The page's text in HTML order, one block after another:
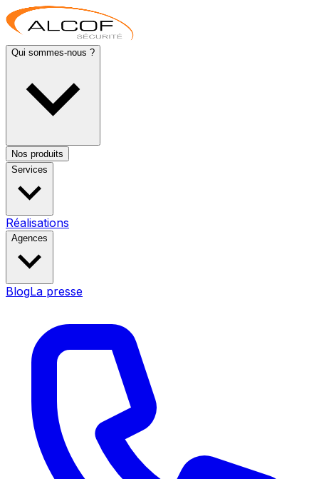
Qui sommes-nous ?
Nos produits
Services
Réalisations
Agences
BlogLa presse